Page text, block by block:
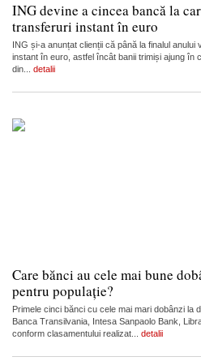
ING devine a cincea bancă la
transferuri instant în euro
ING și-a anunțat clienții că până la finalul anului
instant în euro, astfel încât banii trimiși ajung în
din... detalii
Care bănci au cele mai bune
pentru populație?
Primele cinci bănci cu cele mai mari dobânzi la
Banca Transilvania, Intesa Sanpaolo Bank,
conform clasamentului realizat... detalii